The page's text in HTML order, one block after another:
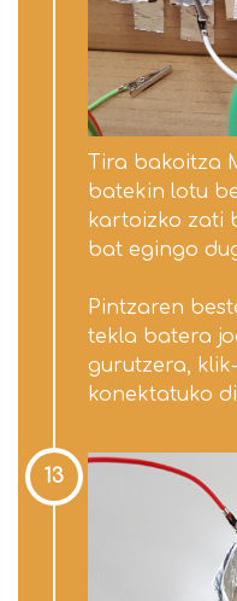
Tira bakoitza
batekin lotu
kartoizko zati
bat egingo
Pintzaren
tekla batera
gurutzera,
konektatuko
13